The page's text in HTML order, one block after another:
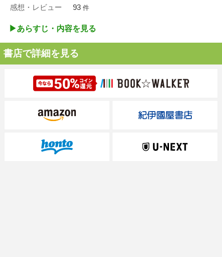
感想・レビュー 93 件
▶︎あらすじ・内容を見る
書店で詳細を見る